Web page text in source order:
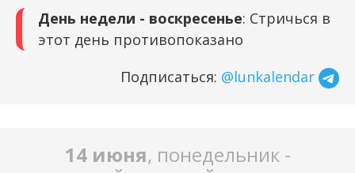
День недели - воскресенье: Стричься в
этот день противопоказано
Подписаться: @lunkalendar
14 июня, понедельник -